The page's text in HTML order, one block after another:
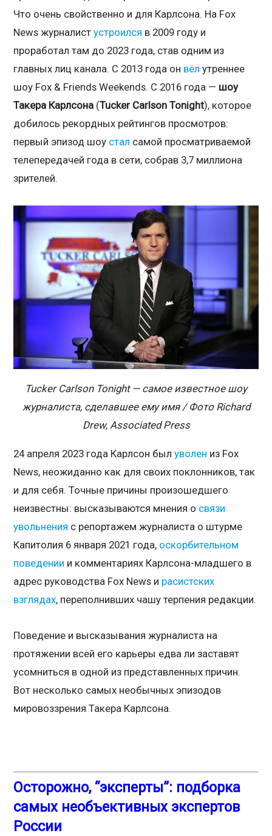
Что очень свойственно и для Карлсона. На Fox
News журналистустроился в 2009 году и
проработал там до 2023 года, став одним из
главных лиц канала. С 2013 года он вёл утреннее
шоу Fox & Friends Weekends. С 2016 года — шоу
Такера Карлсона (Tucker Carlson Tonight), которое
добилось рекордных рейтингов просмотров:
первый эпизод шоу стал самой просматриваемой
телепередачей года в сети, собрав 3,7 миллиона
зрителей.
Tucker Carlson Tonight — самое известное шоу
журналиста, сделавшее ему имя / Фото Richard
Drew, Associated Press
24 апреля 2023 года Карлсон былуволен из Fox
News, неожиданно как для своих поклонников, так
и для себя. Точные причины произошедшего
неизвестны: высказываются мнения о связи
увольнения с репортажем журналиста о штурме
Капитолия 6 января 2021 года, оскорбительном
поведении и комментариях Карлсона-младшего в
адрес руководства Fox News и расистских
взглядах, переполнивших чашу терпения редакции.
Поведение и высказывания журналиста на
протяжении всей его карьеры едва ли заставят
усомниться в одной из представленных причин.
Вот несколько самых необычных эпизодов
мировоззрения Такера Карлсона.
Осторожно, “эксперты”: подборка
самых необъективных экспертов
России